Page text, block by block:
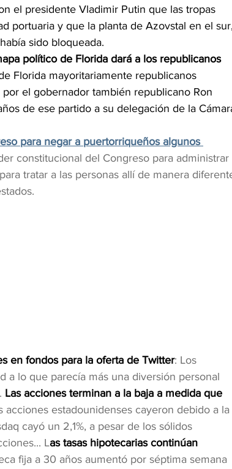
el presidente Vladimir Putin que las tropas
portuaria y que la planta de Azovstal en el
sido bloqueada.
político de Florida dará a los republicanos
Florida mayoritariamente republicanos
el gobernador también republicano Ron
de ese partido a su delegación de la
para negar a puertorriqueños algunos
constitucional del Congreso para administrar
tratar a las personas allí de manera
en fondos para la oferta de Twitter: Los
a lo que parecía más una diversión personal
Las acciones terminan a la baja a medida que
acciones estadounidenses cayeron debido a la
cayó un 2,1%, a pesar de los sólidos
Las tasas hipotecarias continúan
fija a 30 años aumentó por séptima semana